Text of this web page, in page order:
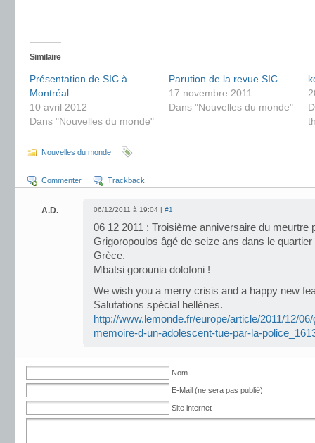
Similaire
Présentation de SIC à
Montréal
10 avril 2012
Dans "Nouvelles du monde"
Parution de la revue SIC
17 novembre 2011
Dans "Nouvelles du monde"
Nouvelles du monde
Commenter Trackback
A.D. 06/12/2011 à 19:04 | #1
06 12 2011 : Troisième anniversaire du meurtre
Grigoropoulos âgé de seize ans dans le
Grèce.
Mbatsi gorounia dolofoni !
We wish you a merry crisis and a happy new
Salutations spécial hellènes.
http://www.lemonde.fr/europe/article/2011/12/
memoire-d-un-adolescent-tue-par-la-
Nom
E-Mail (ne sera pas publié)
Site internet